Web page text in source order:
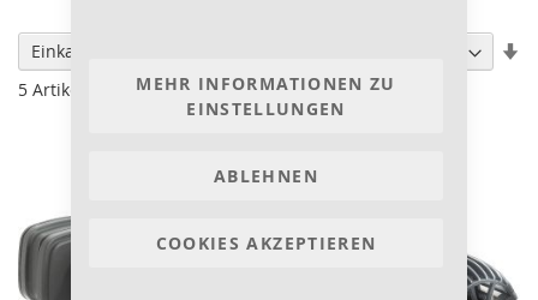
COOKIES AKZEPTIEREN
MEHR INFORMATIONEN ZU
EINSTELLUNGEN
ABLEHNEN
5 Artikel
Einkaufen nach